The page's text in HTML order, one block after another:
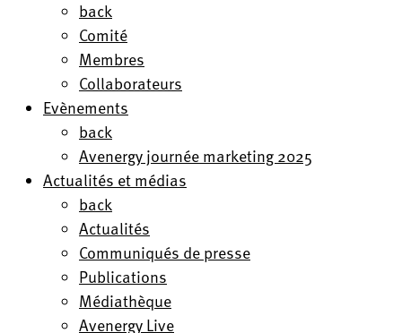
back
Comité
Membres
Collaborateurs
Evènements
back
Avenergy journée marketing 2025
Actualités et médias
back
Actualités
Communiqués de presse
Publications
Médiathèque
Avenergy Live